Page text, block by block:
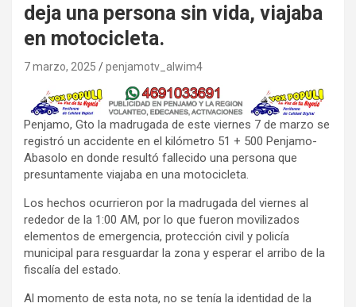
deja una persona sin vida, viajaba
en motocicleta.
7 marzo, 2025 penjamotv_alwim4
Penjamo, Gto la madrugada de este viernes 7 de marzo se
registró un accidente en el kilómetro 51 + 500 Penjamo-
Abasolo en donde resultó fallecido una persona que
presuntamente viajaba en una motocicleta.
Los hechos ocurrieron por la madrugada del viernes al
rededor de la 1:00 AM, por lo que fueron movilizados
elementos de emergencia, protección civil y policía
municipal para resguardar la zona y esperar el arribo de la
fiscalía del estado.
Al momento de esta nota, no se tenía la identidad de la